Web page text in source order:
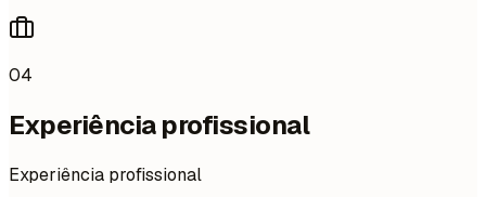
04
Experiência profissional
Experiência profissional